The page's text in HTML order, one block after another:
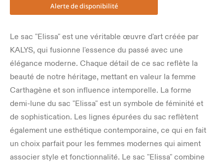
Alerte de disponibilité
Le sac "Elissa" est une véritable œuvre d'art créée par
KALYS, qui fusionne l'essence du passé avec une
élégance moderne. Chaque détail de ce sac reflète la
beauté de notre héritage, mettant en valeur la femme
Carthagène et son influence intemporelle. La forme
demi-lune du sac "Elissa" est un symbole de féminité et
de sophistication. Les lignes épurées du sac reflètent
également une esthétique contemporaine, ce qui en fait
un choix parfait pour les femmes modernes qui aiment
associer style et fonctionnalité. Le sac "Elissa" combine